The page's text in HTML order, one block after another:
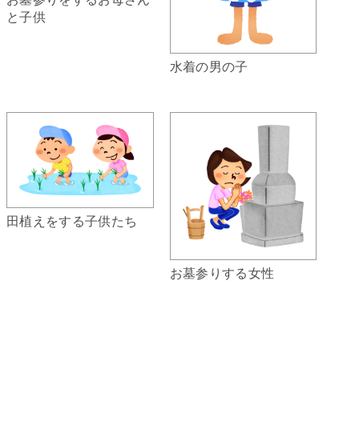
と子供
水着の男の子
田植えをする子供たち
お墓参りする女性